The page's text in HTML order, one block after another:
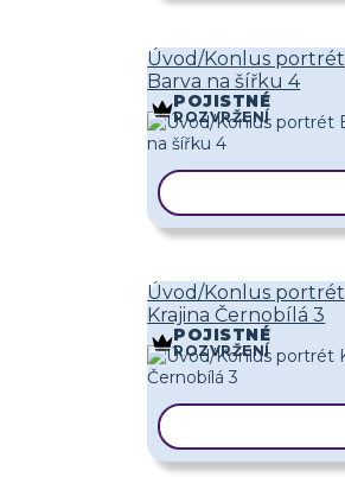
Úvod/Konlus portrét
Barva na šířku 4
POJISTNÉ
ROZVRŽENÍ
Úvod/Konlus portrét
Krajina Černobílá 3
POJISTNÉ
ROZVRŽENÍ